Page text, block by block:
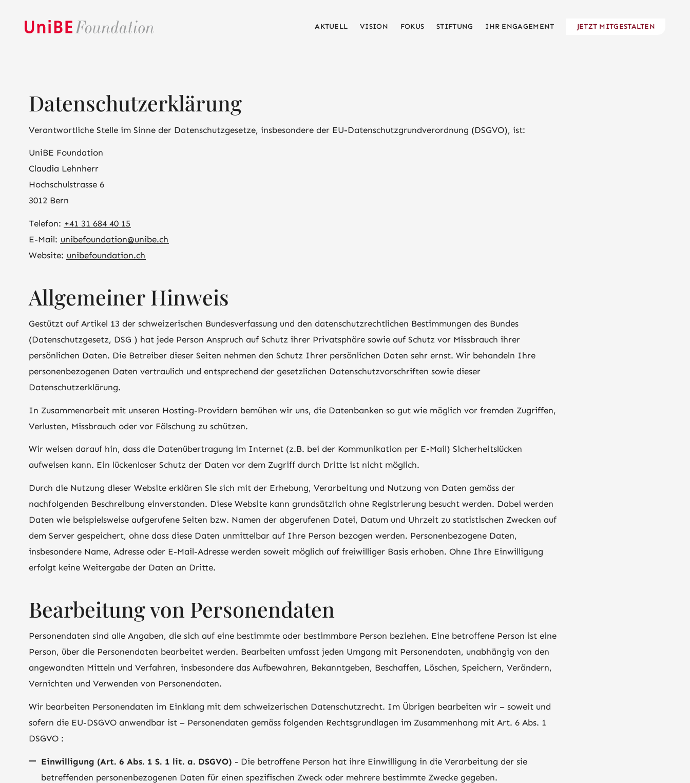
AKTUELL VISION FOKUS STIFTUNG IHR ENGAGEMENT JETZT MITGESTALTEN
Datenschutzerklärung
Verantwortliche Stelle im Sinne der Datenschutzgesetze, insbesondere der EU-Datenschutzgrundverordnung (DSGVO), ist:
UniBE Foundation
Claudia Lehnherr
Hochschulstrasse 6
3012 Bern
Telefon: +41 31 684 40 15
E-Mail: unibefoundation@unibe.ch
Website: unibefoundation.ch
Allgemeiner Hinweis
Gestützt auf Artikel 13 der schweizerischen Bundesverfassung und den datenschutzrechtlichen Bestimmungen des Bundes
(Datenschutzgesetz, DSG ) hat jede Person Anspruch auf Schutz ihrer Privatsphäre sowie auf Schutz vor Missbrauch ihrer
persönlichen Daten. Die Betreiber dieser Seiten nehmen den Schutz Ihrer persönlichen Daten sehr ernst. Wir behandeln Ihre
personenbezogenen Daten vertraulich und entsprechend der gesetzlichen Datenschutzvorschriften sowie dieser
Datenschutzerklärung.
In Zusammenarbeit mit unseren Hosting-Providern bemühen wir uns, die Datenbanken so gut wie möglich vor fremden Zugriffen,
Verlusten, Missbrauch oder vor Fälschung zu schützen.
Wir weisen darauf hin, dass die Datenübertragung im Internet (z.B. bei der Kommunikation per E-Mail) Sicherheitslücken
aufweisen kann. Ein lückenloser Schutz der Daten vor dem Zugriff durch Dritte ist nicht möglich.
Durch die Nutzung dieser Website erklären Sie sich mit der Erhebung, Verarbeitung und Nutzung von Daten gemäss der
nachfolgenden Beschreibung einverstanden. Diese Website kann grundsätzlich ohne Registrierung besucht werden. Dabei werden
Daten wie beispielsweise aufgerufene Seiten bzw. Namen der abgerufenen Datei, Datum und Uhrzeit zu statistischen Zwecken auf
dem Server gespeichert, ohne dass diese Daten unmittelbar auf Ihre Person bezogen werden. Personenbezogene Daten,
insbesondere Name, Adresse oder E-Mail-Adresse werden soweit möglich auf freiwilliger Basis erhoben. Ohne Ihre Einwilligung
erfolgt keine Weitergabe der Daten an Dritte.
Bearbeitung von Personendaten
Personendaten sind alle Angaben, die sich auf eine bestimmte oder bestimmbare Person beziehen. Eine betroffene Person ist eine
Person, über die Personendaten bearbeitet werden. Bearbeiten umfasst jeden Umgang mit Personendaten, unabhängig von den
angewandten Mitteln und Verfahren, insbesondere das Aufbewahren, Bekanntgeben, Beschaffen, Löschen, Speichern, Verändern,
Vernichten und Verwenden von Personendaten.
Wir bearbeiten Personendaten im Einklang mit dem schweizerischen Datenschutzrecht. Im Übrigen bearbeiten wir – soweit und
sofern die EU-DSGVO anwendbar ist – Personendaten gemäss folgenden Rechtsgrundlagen im Zusammenhang mit Art. 6 Abs. 1
DSGVO :
Einwilligung (Art. 6 Abs. 1 S. 1 lit. a. DSGVO) - Die betroffene Person hat ihre Einwilligung in die Verarbeitung der sie
betreffenden personenbezogenen Daten für einen spezifischen Zweck oder mehrere bestimmte Zwecke gegeben.